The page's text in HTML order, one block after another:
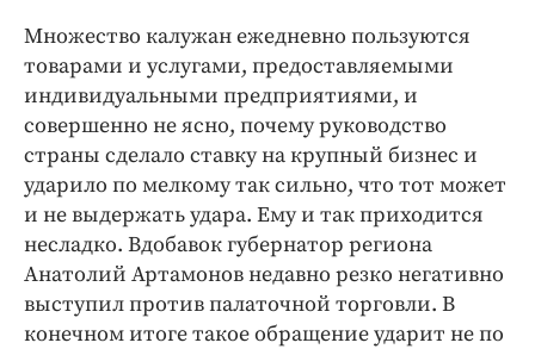
Множество калужан ежедневно пользуются
товарами и услугами, предоставляемыми
индивидуальными предприятиями, и
совершенно не ясно, почему руководство
страны сделало ставку на крупный бизнес и
ударило по мелкому так сильно, что тот может
и не выдержать удара. Ему и так приходится
несладко. Вдобавок губернатор региона
Анатолий Артамонов недавно резко негативно
выступил против палаточной торговли. В
конечном итоге такое обращение ударит не по